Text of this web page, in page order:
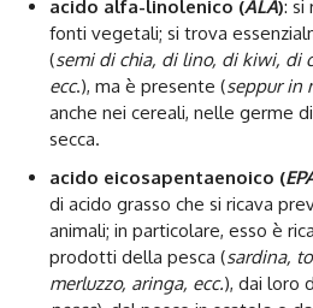
acido alfa-linolenico (ALA): si
fonti vegetali; si trova
(semi di chia, di lino, di kiwi, di
ecc.), ma è presente (seppur in
anche nei cereali, nelle germe
secca.
acido eicosapentaenoico (
di acido grasso che si ricava
animali; in particolare, esso è
prodotti della pesca (sardina,
merluzzo, aringa, ecc.), dai loro